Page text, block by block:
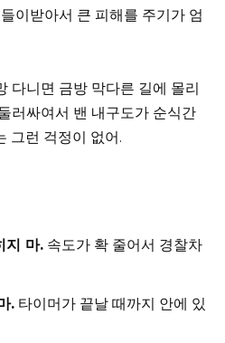
이받아서 큰 피해를 주기가 엄
다니면 금방 막다른 길에 몰리
러싸여서 밴 내구도가 순식간
그런 걱정이 없어.
지 마. 속도가 확 줄어서 경찰차
. 타이머가 끝날 때까지 안에 있